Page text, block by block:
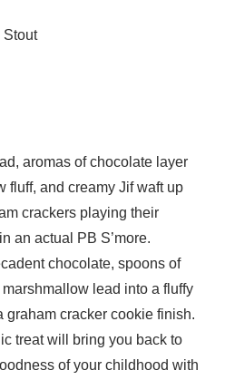
Stout
aromas of chocolate layer
fluff, and creamy Jif waft up
crackers playing their
an actual PB S’more.
chocolate, spoons of
lead into a fluffy
graham cracker cookie finish.
treat will bring you back to
of your childhood with